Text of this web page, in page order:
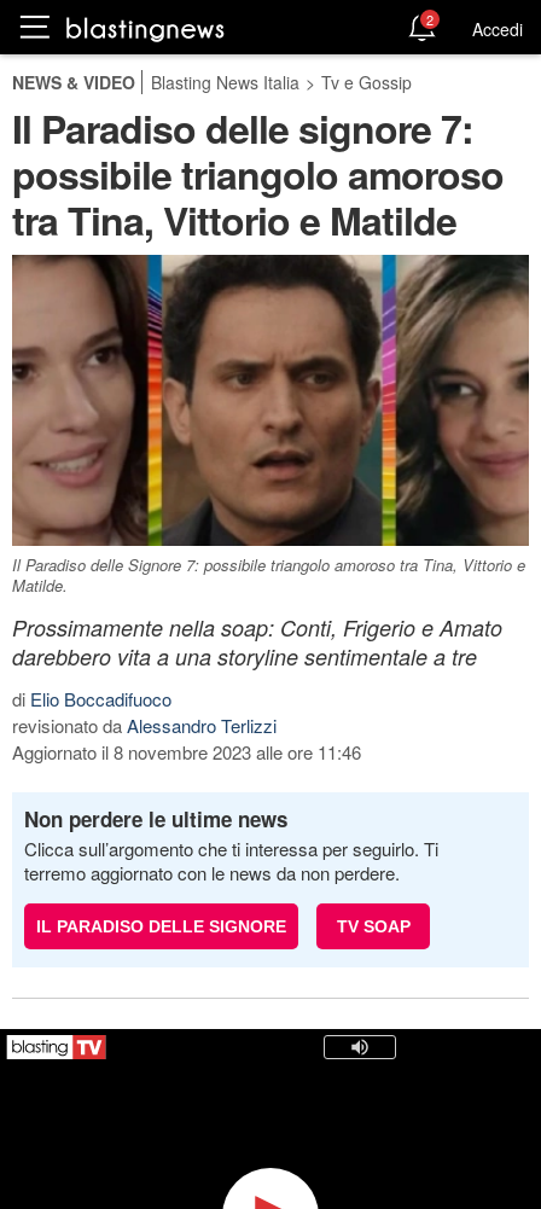
2 Accedi
NEWS & VIDEO Blasting News Italia > Tv e Gossip
Il Paradiso delle signore 7:
possibile triangolo amoroso
tra Tina, Vittorio e Matilde
Il Paradiso delle Signore 7: possibile triangolo amoroso tra Tina, Vittorio e
Matilde.
Prossimamente nella soap: Conti, Frigerio e Amato
darebbero vita a una storyline sentimentale a tre
di Elio Boccadifuoco
revisionato daAlessandro Terlizzi
Aggiornato il 8 novembre 2023 alle ore 11:46
Non perdere le ultime news
Clicca sull’argomento che ti interessa per seguirlo. Ti
terremo aggiornato con le news da non perdere.
IL PARADISO DELLE SIGNORE TV SOAP